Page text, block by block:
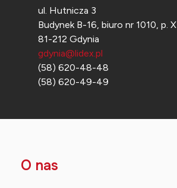
ul. Hutnicza 3
Budynek B-16, biuro nr 1010, p. X
81-212 Gdynia
gdynia@lidex.pl
(58) 620-48-48
(58) 620-49-49
O nas